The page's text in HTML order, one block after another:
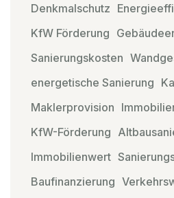
Denkmalschutz
KfW Förderung
Sanierungskosten
energetische Sanierung
Maklerprovision
KfW-Förderung
Immobilienwert
Baufinanzierung